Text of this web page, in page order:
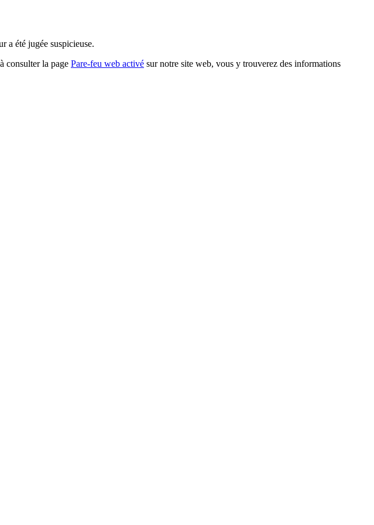
a été jugée suspicieuse.
consulter la page Pare-feu web activé sur notre site web, vous y trouverez des informations